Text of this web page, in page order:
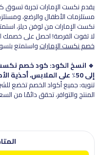
يقدم نكست الإمارات تجربة تسوق
مستلزمات الأطفال والرضع،
لا تفوت الفرصة! احصل على خصمك
خصم نكست الإماراتواستمتع
🔹 انسخ الكود: كود خصم
إلى 50٪ على الملابس، أحذية الأطفال، ومنتجات المنزل الآن!
تنويه: جميع أكواد الخصم تخضع
المنتج والتوافر، تحقق دائمًا من